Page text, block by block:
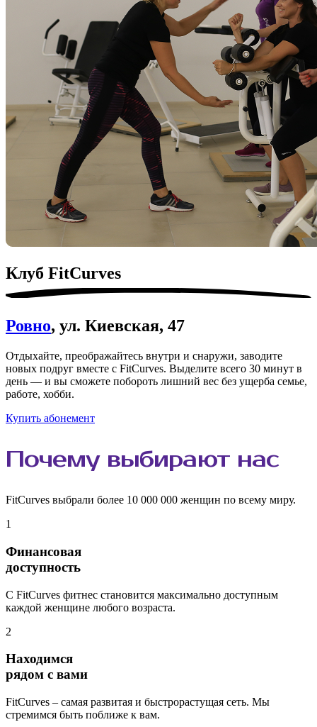
Клуб FitСurves
Ровно, ул. Киевская, 47
Отдыхайте, преображайтесь внутри и снаружи, заводите
новых подруг вместе с FitCurves. Выделите всего 30 минут в
день — и вы сможете побороть лишний вес без ущерба семье,
работе, хобби.
Купить абонемент
Почему выбираютнас
FitCurves выбрали более 10 000 000 женщин по всему миру.
1
Финансовая
доступность
С FitCurves фитнес становится максимально доступным
каждой женщине любого возраста.
2
Находимся
рядом с вами
FitCurves – самая развитая и быстрорастущая сеть. Мы
стремимся быть поближе к вам.